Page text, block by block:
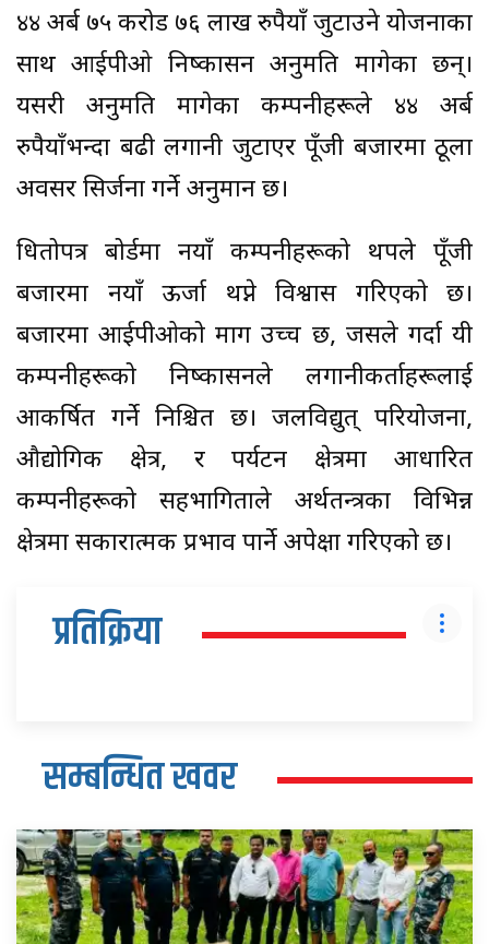
४४ अर्ब ७५ करोड ७६ लाख रुपैयाँ जुटाउने योजनाका
साथ आईपीओ निष्कासन अनुमति मागेका छन्।
यसरी अनुमति मागेका कम्पनीहरूले ४४ अर्ब
रुपैयाँभन्दा बढी लगानी जुटाएर पूँजी बजारमा ठूला
अवसर सिर्जना गर्ने अनुमान छ।
धितोपत्र बोर्डमा नयाँ कम्पनीहरूको थपले पूँजी
बजारमा नयाँ ऊर्जा थप्ने विश्वास गरिएको छ।
बजारमा आईपीओको माग उच्च छ, जसले गर्दा यी
कम्पनीहरूको निष्कासनले लगानीकर्ताहरूलाई
आकर्षित गर्ने निश्चित छ। जलविद्युत् परियोजना,
औद्योगिक क्षेत्र, र पर्यटन क्षेत्रमा आधारित
कम्पनीहरूको सहभागिताले अर्थतन्त्रका विभिन्न
क्षेत्रमा सकारात्मक प्रभाव पार्ने अपेक्षा गरिएको छ।
प्रतिक्रिया
सम्बन्धित खवर